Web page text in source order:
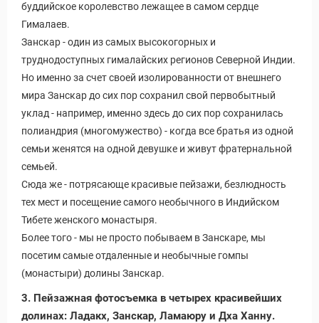
буддийское королевство лежащее в самом сердце
Гималаев.
Занскар - один из самых высокогорных и
труднодоступных гималайских регионов Северной Индии.
Но именно за счет своей изолированности от внешнего
мира Занскар до сих пор сохранил свой первобытный
уклад - например, именно здесь до сих пор сохранилась
полиандрия (многомужество) - когда все братья из одной
семьи женятся на одной девушке и живут фратернальной
семьей.
Сюда же - потрясающе красивые пейзажи, безлюдность
тех мест и посещение самого необычного в Индийском
Тибете женского монастыря.
Более того - мы не просто побываем в Занскаре, мы
посетим самые отдаленные и необычные гомпы
(монастыри) долины Занскар.
3. Пейзажная фотосъемка в четырех красивейших
долинах: Ладакх, Занскар, Ламаюру и Дха Ханну.